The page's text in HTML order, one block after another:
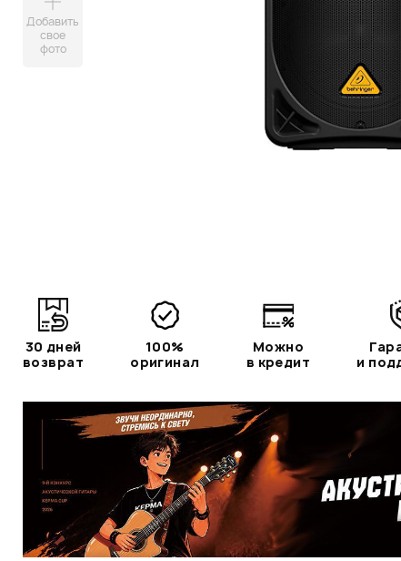
Добавить
свое
фото
30 дней
возврат
100%
оригинал
Можно
в кредит
и